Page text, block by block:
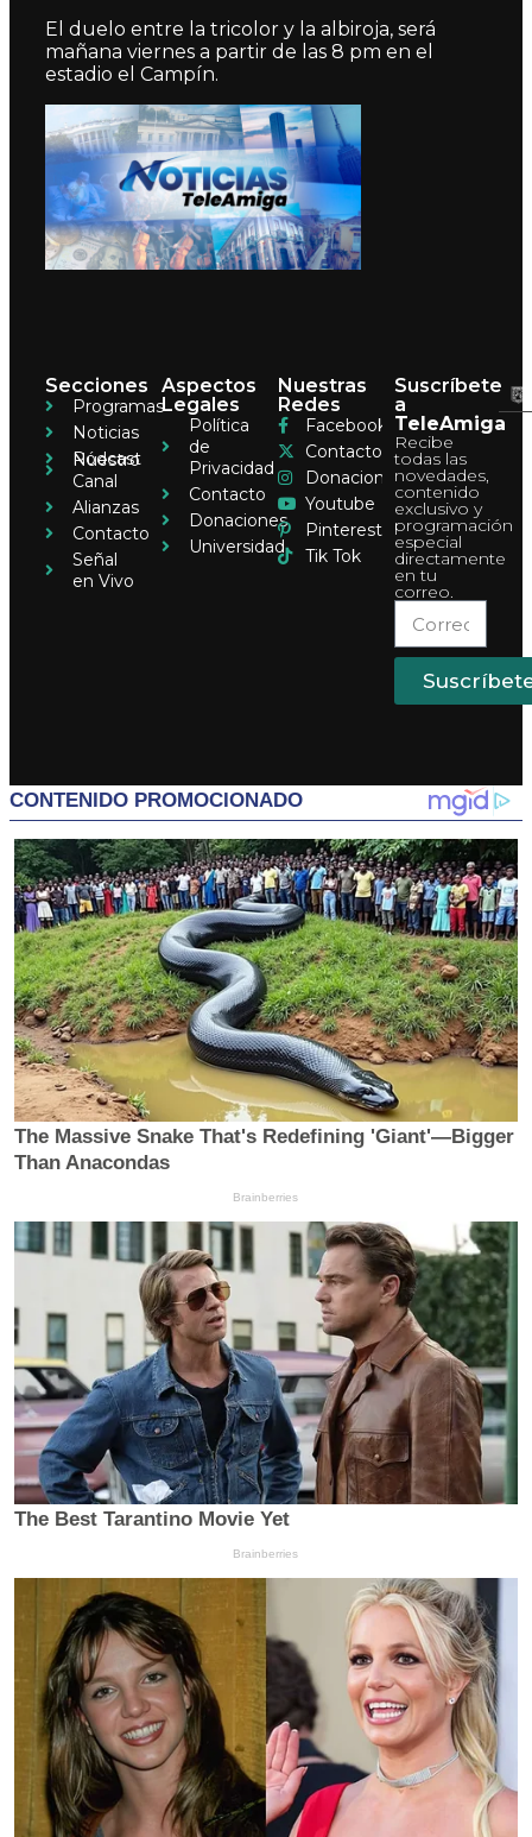
El duelo entre la tricolor y la albiroja, será
mañana viernes a partir de las 8 pm en el
estadio el Campín.
Secciones
Programas
Noticias
Pódcast
Nuestro
Canal
Alianzas
Contacto
Señal
en Vivo
Aspectos
Legales
Política
de
Privacidad
Contacto
Donaciones
Universidad
Nuestras
Redes
Facebook
Contacto
Donaciones
Youtube
Pinterest
Tik Tok
Suscríbete
a
TeleAmiga
Recibe
todas las
novedades,
contenido
exclusivo y
programación
especial
directamente
en tu
correo.